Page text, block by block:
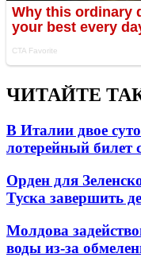
ЧИТАЙТЕ
В Италии двое
лотерейный
Орден для
Туска завершить
Молдова
воды из-за